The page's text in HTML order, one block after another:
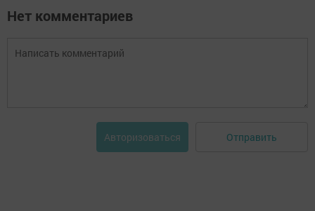
Нет комментариев
Авторизоваться Отправить